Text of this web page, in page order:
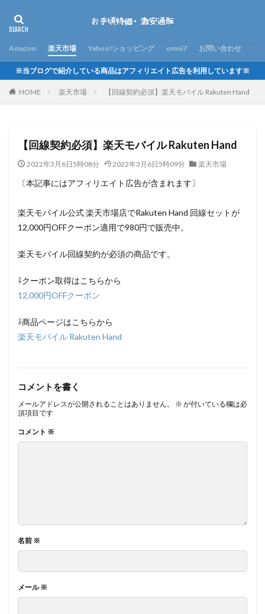
Amazon 楽天市場 Yahoo!ショッピング omni7 お問い合わせ
※当ブログで紹介している商品はアフィリエイト広告を利用しています※
HOME 楽天市場 【回線契約必須】楽天モバイル Rakuten Hand
【回線契約必須】楽天モバイル Rakuten Hand
2022年3月6日5時08分 2022年3月6日5時09分 楽天市場
〔本記事にはアフィリエイト広告が含まれます〕
楽天モバイル公式 楽天市場店でRakuten Hand 回線セットが
12,000円OFFクーポン適用で980円で販売中。
楽天モバイル回線契約が必須の商品です。
⇩クーポン取得はこちらから
12,000円OFFクーポン
⇩商品ページはこちらから
楽天モバイル Rakuten Hand
コメントを書く
メールアドレスが公開されることはありません。 ※ が付いている欄は必
須項目です
コメント ※
名前 ※
メール※